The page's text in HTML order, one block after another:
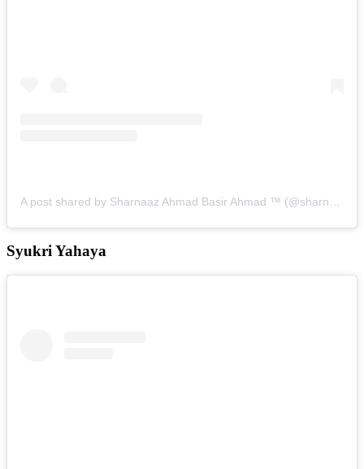
Syukri Yahaya